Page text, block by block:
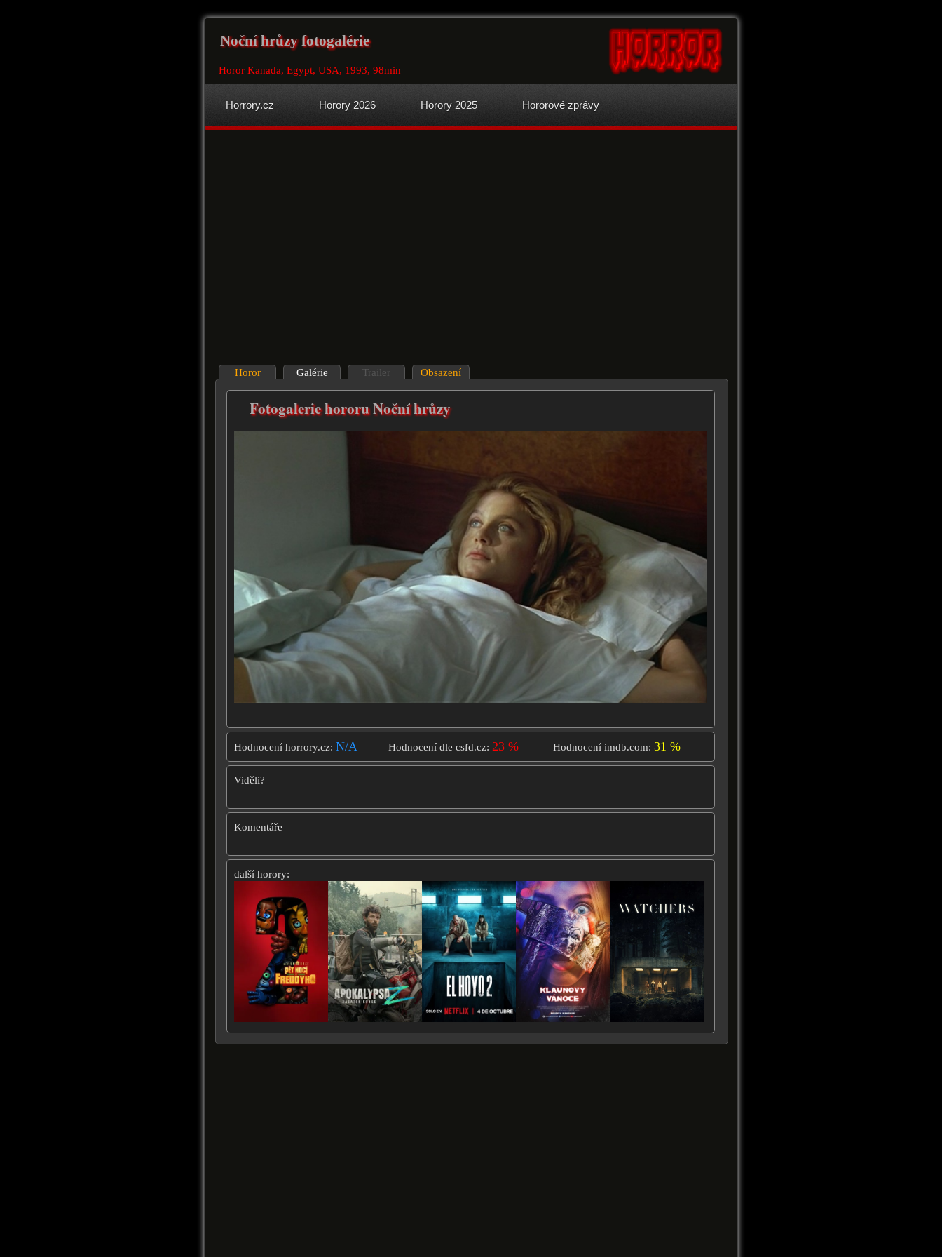
Noční hrůzy fotogalérie
Horor Kanada, Egypt, USA, 1993, 98min
Horrory.cz Horory 2026 Horory 2025 Hororové zprávy
Horor Galérie Trailer Obsazení
Fotogalerie hororu Noční hrůzy
Hodnocení horrory.cz: N/A Hodnocení dle csfd.cz: 23 % Hodnocení imdb.com: 31 %
Viděli?
Komentáře
další horory: